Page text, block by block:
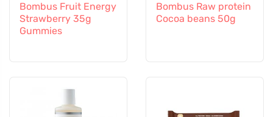
Bombus Fruit Energy
Strawberry 35g
Gummies
Bombus Raw protein
Cocoa beans 50g